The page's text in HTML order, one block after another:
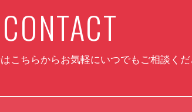
CONTACT
こちらからお気軽にいつでもご相談くだ